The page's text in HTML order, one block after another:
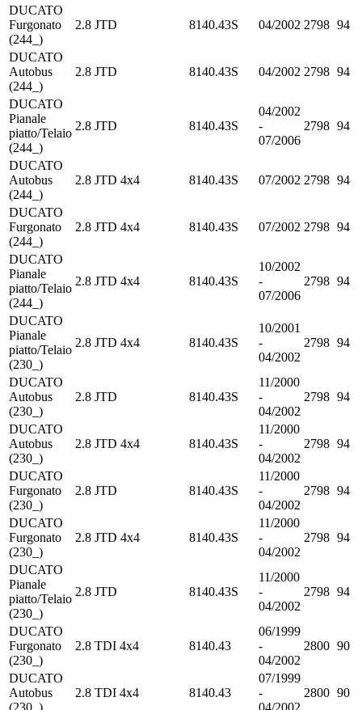
DUCATO
Furgonato
(244_)
2.8 JTD 8140.43S 04/2002 2798 94
DUCATO
Autobus
(244_)
2.8 JTD 8140.43S 04/2002 2798 94
DUCATO
Pianale
piatto/Telaio
(244_)
2.8 JTD 8140.43S
04/2002
-
07/2006
2798 94
DUCATO
Autobus
(244_)
2.8 JTD 4x4 8140.43S 07/2002 2798 94
DUCATO
Furgonato
(244_)
2.8 JTD 4x4 8140.43S 07/2002 2798 94
DUCATO
Pianale
piatto/Telaio
(244_)
2.8 JTD 4x4 8140.43S
10/2002
-
07/2006
2798 94
DUCATO
Pianale
piatto/Telaio
(230_)
2.8 JTD 4x4 8140.43S
10/2001
-
04/2002
2798 94
DUCATO
Autobus
(230_)
2.8 JTD 8140.43S
11/2000
-
04/2002
2798 94
DUCATO
Autobus
(230_)
2.8 JTD 4x4 8140.43S
11/2000
-
04/2002
2798 94
DUCATO
Furgonato
(230_)
2.8 JTD 8140.43S
11/2000
-
04/2002
2798 94
DUCATO
Furgonato
(230_)
2.8 JTD 4x4 8140.43S
11/2000
-
04/2002
2798 94
DUCATO
Pianale
piatto/Telaio
(230_)
2.8 JTD 8140.43S
11/2000
-
04/2002
2798 94
DUCATO
Furgonato
(230_)
2.8 TDI 4x4 8140.43
06/1999
-
04/2002
2800 90
DUCATO
Autobus
(230_)
2.8 TDI 4x4 8140.43
07/1999
-
04/2002
2800 90